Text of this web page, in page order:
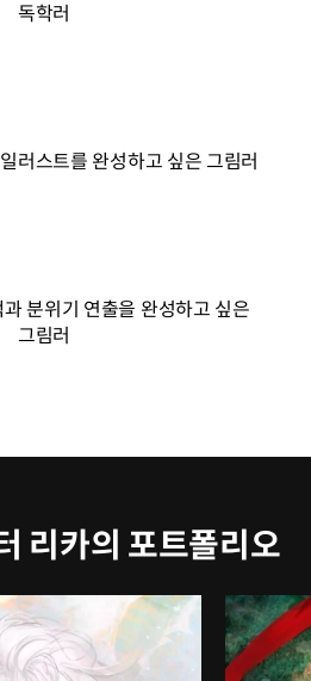
독학러
러스트를 완성하고 싶은 그림러
분위기 연출을 완성하고 싶은
그림러
리카의 포트폴리오